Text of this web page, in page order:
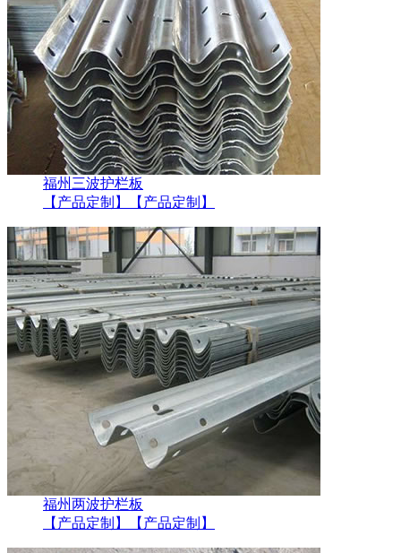
福州三波护栏板
【产品定制】
【产品定制】
福州两波护栏板
【产品定制】
【产品定制】